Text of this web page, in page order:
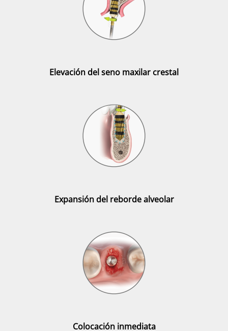
Elevación del seno maxilar crestal
Expansión del reborde alveolar
Colocación inmediata